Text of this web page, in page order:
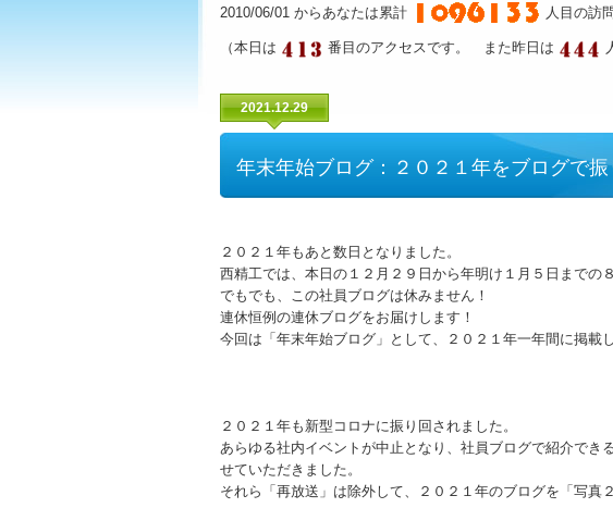
2010/06/01 からあなたは累計 人目の訪
（本日は 番目のアクセスです。 また昨日は
2021.12.29
年末年始ブログ：２０２１年をブログで
２０２１年もあと数日となりました。
西精工では、本日の１２月２９日から年明け１月５日までの
でもでも、この社員ブログは休みません！
連休恒例の連休ブログをお届けします！
今回は「年末年始ブログ」として、２０２１年一年間に掲載
２０２１年も新型コロナに振り回されました。
あらゆる社内イベントが中止となり、社員ブログで紹介でき
せていただきました。
それら「再放送」は除外して、２０２１年のブログを「写真